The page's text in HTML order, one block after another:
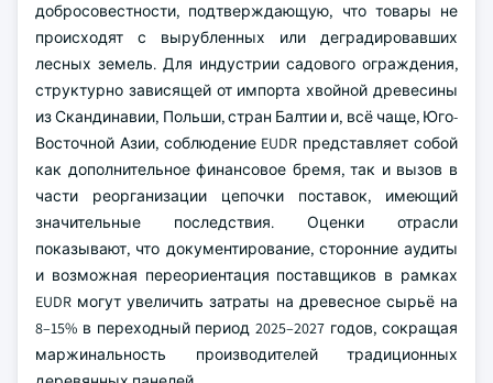
добросовестности, подтверждающую, что товары не
происходят с вырубленных или деградировавших
лесных земель. Для индустрии садового ограждения,
структурно зависящей от импорта хвойной древесины
из Скандинавии, Польши, стран Балтии и, всё чаще, Юго-
Восточной Азии, соблюдение EUDR представляет собой
как дополнительное финансовое бремя, так и вызов в
части реорганизации цепочки поставок, имеющий
значительные последствия. Оценки отрасли
показывают, что документирование, сторонние аудиты
и возможная переориентация поставщиков в рамках
EUDR могут увеличить затраты на древесное сырьё на
8–15% в переходный период 2025–2027 годов, сокращая
маржинальность производителей традиционных